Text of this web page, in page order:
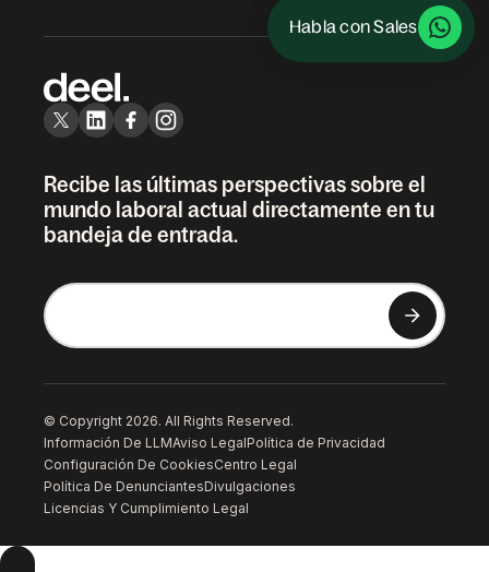
Habla con Sales
Recibe las últimas perspectivas sobre el
mundo laboral actual directamente en tu
bandeja de entrada.
© Copyright 2026. All Rights Reserved.
Información De LLMAviso LegalPolítica de Privacidad
Configuración De CookiesCentro Legal
Política De DenunciantesDivulgaciones
Licencias Y Cumplimiento Legal